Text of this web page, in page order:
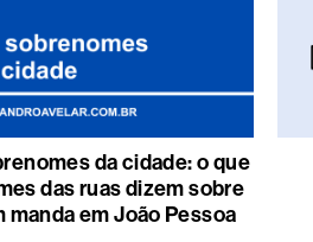
da cidade: o que
das ruas dizem sobre
manda em João Pessoa